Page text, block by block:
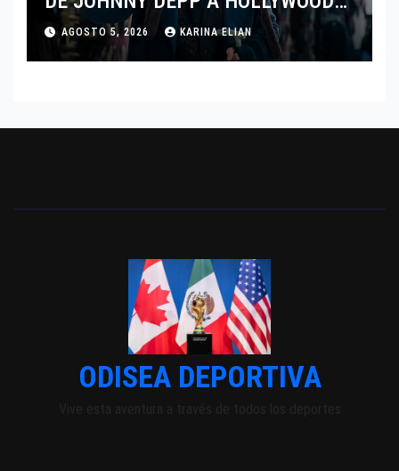
TRAS SU PASO POR EL CINE
INDEPENDIENTE EUROPEO
AGOSTO 5, 2026 KARINA ELIAN
ODISEA DEPORTIVA
Vive esta aventura a través de todos los deportes